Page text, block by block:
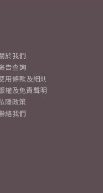
於我們
告查詢
用條款及細則
權及免責聲明
隱政策
絡我們